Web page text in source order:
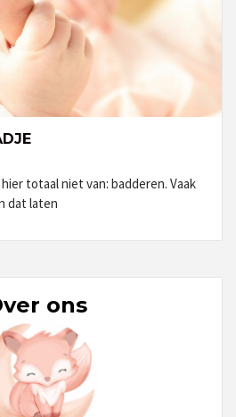
totaal niet van: badderen. Vaak
dat laten
ons